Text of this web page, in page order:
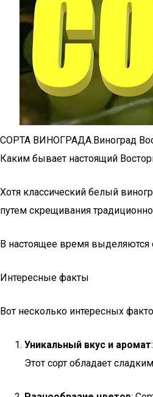
СОРТА ВИНОГРАДА.Виноград
Каким бывает настоящий
Хотя классический белый
путем скрещивания
В настоящее время выделяются
Интересные факты
Вот несколько интересных
Уникальный вкус и аромат
Этот сорт обладает